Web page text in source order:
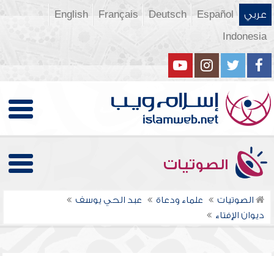
عربي Español
Deutsch
Français
English
Indonesia
الصوتيات
الصوتيات علماء ودعاة
عبد الحي يوسف
ديوان الإفتاء